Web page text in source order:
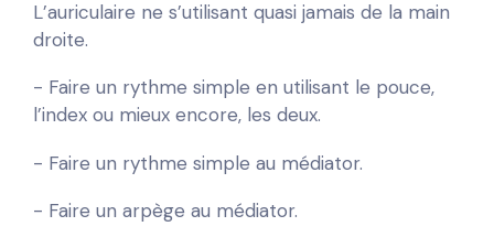
L’auriculaire ne s’utilisant quasi jamais de la main
droite.
- Faire un rythme simple en utilisant le pouce,
l’index ou mieux encore, les deux.
- Faire un rythme simple au médiator.
- Faire un arpège au médiator.